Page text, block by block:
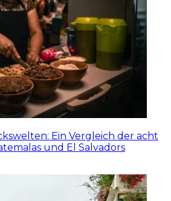
Ein Vergleich der acht
und El Salvadors